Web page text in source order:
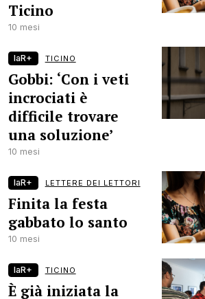
Ticino
10 mesi
laR+ TICINO
Gobbi: ‘Con i veti
incrociati è
difficile trovare
una soluzione’
10 mesi
laR+ LETTERE DEI LETTORI
Finita la festa
gabbato lo santo
10 mesi
laR+ TICINO
È già iniziata la